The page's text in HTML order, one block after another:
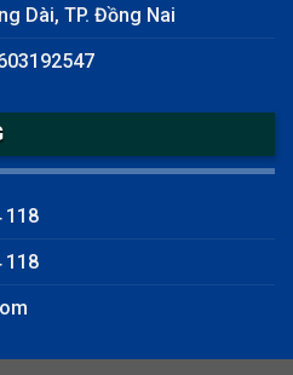
Dài, TP. Đồng Nai
118
118